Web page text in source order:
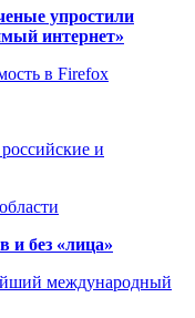
упростили
интернет»
в Firefox
и
и без «лица»
международный